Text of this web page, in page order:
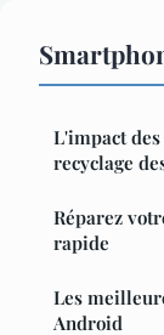
L'impact
recyclage
Réparez
rapide
Les
Android